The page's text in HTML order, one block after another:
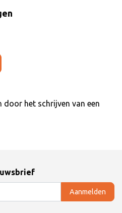
door het schrijven van een
Aanmelden